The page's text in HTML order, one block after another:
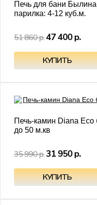
Печь для бани
парилка: 4-12 куб.м.
51 860 р.47 400 р.
Печь-камин Diana Eco
до 50 м.кв
35 990 р.31 950 р.